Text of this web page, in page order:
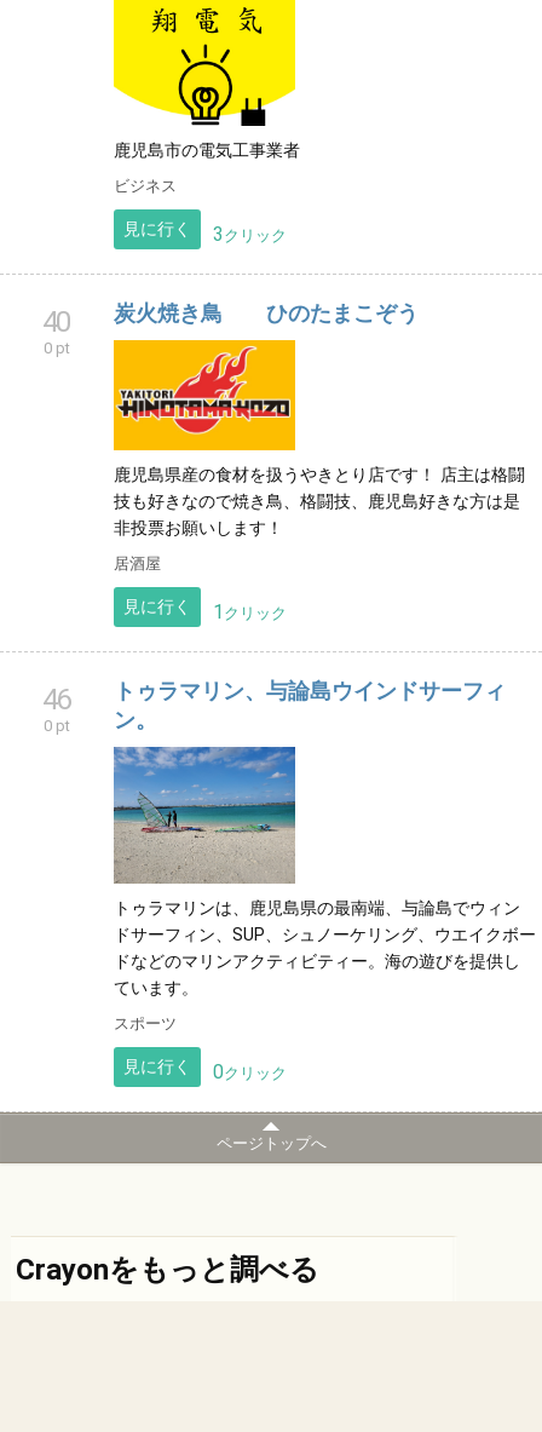
鹿児島市の電気工事業者
ビジネス
見に行く 3 クリック
40
0 pt
炭火焼き鳥 ひのたまこぞう
鹿児島県産の食材を扱うやきとり店です！ 店主は格闘
技も好きなので焼き鳥、格闘技、鹿児島好きな方は是
非投票お願いします！
居酒屋
見に行く 1 クリック
46
0 pt
トゥラマリン、与論島ウインドサーフィ
ン。
トゥラマリンは、鹿児島県の最南端、与論島でウィン
ドサーフィン、SUP、シュノーケリング、ウエイクボー
ドなどのマリンアクティビティー。海の遊びを提供し
ています。
スポーツ
見に行く 0クリック
ページトップへ
Crayonをもっと調べる